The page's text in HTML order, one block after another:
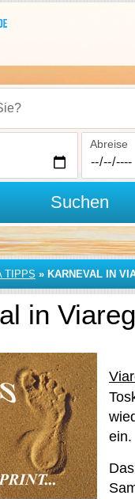
Abreise
Suchen
TIPPS » KARNEVAL IN
in
ein.